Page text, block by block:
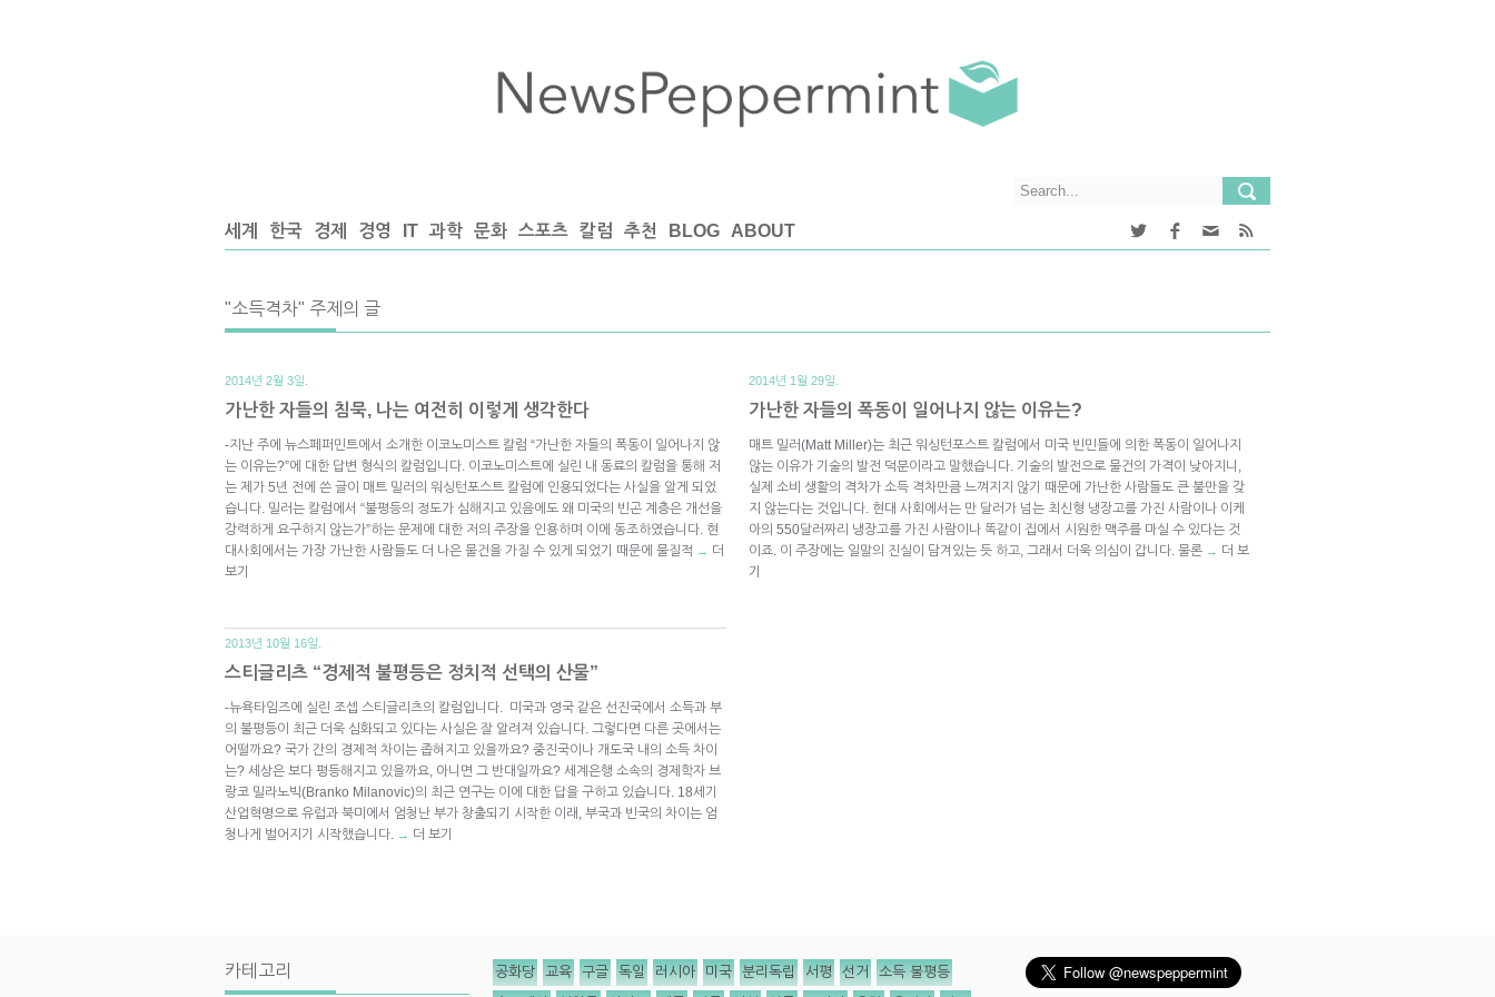
세계 한국 경제 경영 IT 과학 문화 스포츠 칼럼 추천 BLOG ABOUT
"소득격차" 주제의 글
2014년 2월 3일.
가난한 자들의 침묵, 나는 여전히 이렇게 생각한다
-지난 주에 뉴스페퍼민트에서 소개한 이코노미스트 칼럼 “가난한 자들의 폭동이 일어나지 않
는 이유는?”에 대한 답변 형식의 칼럼입니다. 이코노미스트에 실린 내 동료의 칼럼을 통해 저
는 제가 5년 전에 쓴 글이 매트 밀러의 워싱턴포스트 칼럼에 인용되었다는 사실을 알게 되었
습니다. 밀러는 칼럼에서 “불평등의 정도가 심해지고 있음에도 왜 미국의 빈곤 계층은 개선을
강력하게 요구하지 않는가”하는 문제에 대한 저의 주장을 인용하며 이에 동조하였습니다. 현
대사회에서는 가장 가난한 사람들도 더 나은 물건을 가질 수 있게 되었기 때문에 물질적 → 더
보기
2014년 1월 29일.
가난한 자들의 폭동이 일어나지 않는 이유는?
매트 밀러(Matt Miller)는 최근 워싱턴포스트 칼럼에서 미국 빈민들에 의한 폭동이 일어나지
않는 이유가 기술의 발전 덕분이라고 말했습니다. 기술의 발전으로 물건의 가격이 낮아지니,
실제 소비 생활의 격차가 소득 격차만큼 느껴지지 않기 때문에 가난한 사람들도 큰 불만을 갖
지 않는다는 것입니다. 현대 사회에서는 만 달러가 넘는 최신형 냉장고를 가진 사람이나 이케
아의 550달러짜리 냉장고를 가진 사람이나 똑같이 집에서 시원한 맥주를 마실 수 있다는 것
이죠. 이 주장에는 일말의 진실이 담겨있는 듯 하고, 그래서 더욱 의심이 갑니다. 물론 → 더 보
기
2013년 10월 16일.
스티글리츠 “경제적 불평등은 정치적 선택의 산물”
-뉴욕타임즈에 실린 조셉 스티글리츠의 칼럼입니다. 미국과 영국 같은 선진국에서 소득과 부
의 불평등이 최근 더욱 심화되고 있다는 사실은 잘 알려져 있습니다. 그렇다면 다른 곳에서는
어떨까요? 국가 간의 경제적 차이는 좁혀지고 있을까요? 중진국이나 개도국 내의 소득 차이
는? 세상은 보다 평등해지고 있을까요, 아니면 그 반대일까요? 세계은행 소속의 경제학자 브
랑코 밀라노빅(Branko Milanovic)의 최근 연구는 이에 대한 답을 구하고 있습니다. 18세기
산업혁명으로 유럽과 북미에서 엄청난 부가 창출되기 시작한 이래, 부국과 빈국의 차이는 엄
청나게 벌어지기 시작했습니다. → 더 보기
카테고리 공화당 교육 구글 독일 러시아 미국 분리독립 서평 선거 소득 불평등